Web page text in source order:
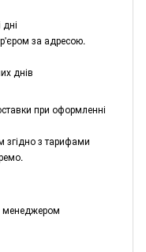
за адресою.
днів
при оформленні
згідно з тарифами
менеджером